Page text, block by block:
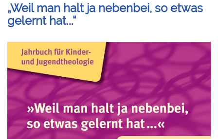
„Weil man halt ja nebenbei, so etwas
gelernt hat...“